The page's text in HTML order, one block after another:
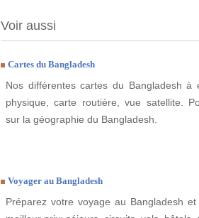
Voir aussi
Cartes du Bangladesh
Nos différentes cartes du Bangladesh à
physique, carte routière, vue satellite.
sur la géographie du Bangladesh.
Voyager au Bangladesh
Préparez votre voyage au Bangladesh